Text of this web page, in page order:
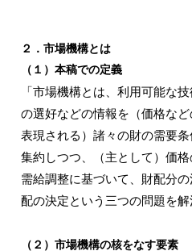
２．市場機構とは
（１）本稿での定義
「市場機構とは、利用可能な
の選好などの情報を（価格な
表現される）諸々の財の需要
集約しつつ、（主として）価
需給調整に基づいて、財配分
配の決定という三つの問題を解
（２）市場機構の核をなす要素